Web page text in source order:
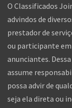
O Classificados
advindos de
prestador de
ou participante
anunciantes.
assume
possa advir de
seja ela direta ou